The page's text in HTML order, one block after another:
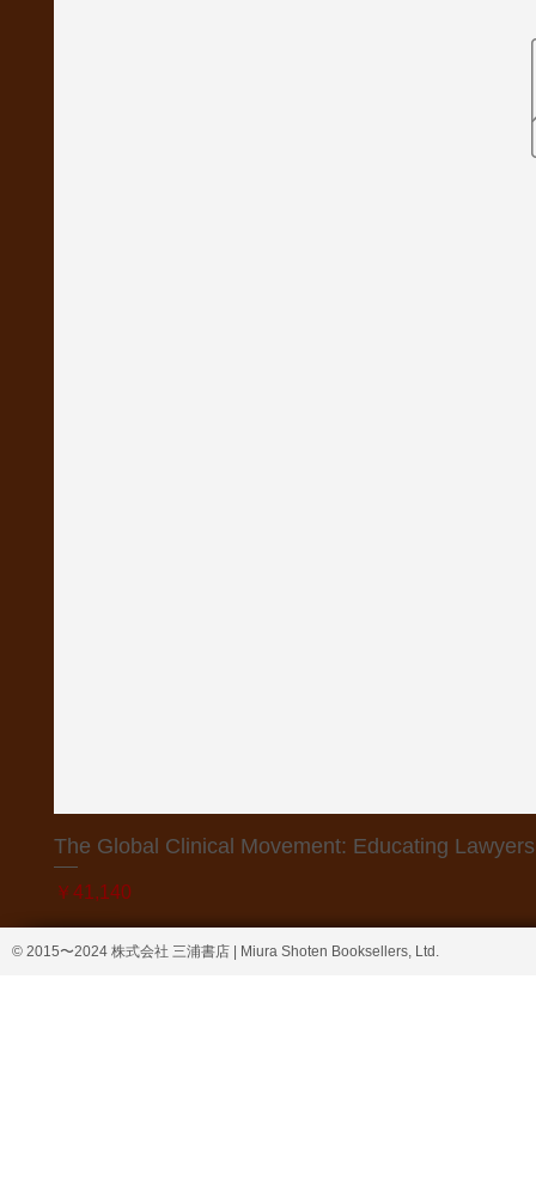
The Global Clinical Movement: Educating
価格
￥41,140
© 2015〜2024 株式会社 三浦書店 | Miura Shoten Booksellers, Ltd.